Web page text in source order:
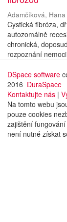
Adamčíková, Hana
Cystická fibróza,
autozomálně
chronická,
rozpoznání
DSpace software
2016 DuraSpace
Kontaktujte nás |
Na tomto webu
pouze cookies
zajištění
není nutné získat